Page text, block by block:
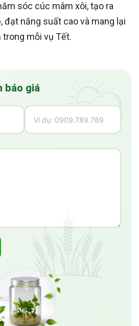
sóc cúc mâm xôi, tạo ra
đạt năng suất cao và mang lại
trong mỗi vụ Tết.
báo giá